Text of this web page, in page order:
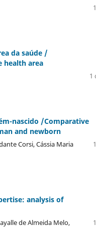
da saúde /
health area
1
nascido /Comparative
and newborn
Corsi, Cássia Maria
analysis of
de Almeida Melo,